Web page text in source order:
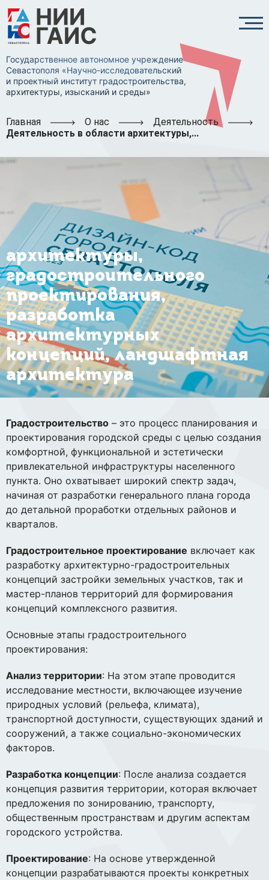
Государственное автономное учреждение
Севастополя «Научно-исследовательский
и проектный институт градостроительства,
архитектуры, изысканий и среды»
Главная О нас
Деятельность
Деятельность в области архитектуры,...
Деятельность в области
архитектуры,
градостроительного
проектирования,
разработка
архитектурных
концепций, ландшафтная
архитектура
Градостроительство – это процесс планирования и
проектирования городской среды с целью создания
комфортной, функциональной и эстетически
привлекательной инфраструктуры населенного
пункта. Оно охватывает широкий спектр задач,
начиная от разработки генерального плана города
до детальной проработки отдельных районов и
кварталов.
Градостроительное проектирование включает как
разработку архитектурно-градостроительных
концепций застройки земельных участков, так и
мастер-планов территорий для формирования
концепций комплексного развития.
Основные этапы градостроительного
проектирования:
Анализ территории: На этом этапе проводится
исследование местности, включающее изучение
природных условий (рельефа, климата),
транспортной доступности, существующих зданий и
сооружений, а также социально-экономических
факторов.
Разработка концепции: После анализа создается
концепция развития территории, которая включает
предложения по зонированию, транспорту,
общественным пространствам и другим аспектам
городского устройства.
Проектирование: На основе утвержденной
концепции разрабатываются проекты конкретных